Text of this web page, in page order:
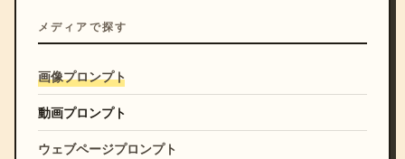
メディアで探す
画像プロンプト
動画プロンプト
ウェブページプロンプト